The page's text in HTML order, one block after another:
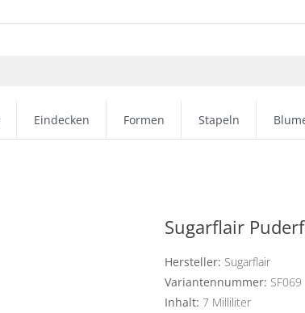
Eindecken Formen Stapeln
Sugarflair
Hersteller: Sugarflair
Variantennummer: SF069
Inhalt: 7 Milliliter